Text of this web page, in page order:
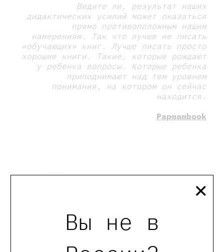
Вы не в
×
Видите ли, результат наших
дидактических усилий может оказаться
прямо противоположным нашим
намерениям. Так что лучше не писать
«обучающих» книг. Лучше писать просто
хорошие книги. Такие, которые рождают
у ребенка вопросы. Которые ребенка
приподнимают над тем уровнем
понимания, на котором он сейчас
находится.
Papmambook